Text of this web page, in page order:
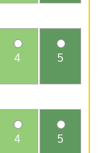
4 5
4 5